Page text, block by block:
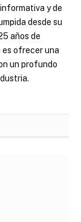
y de
desde su
años de
es ofrecer una
un profundo